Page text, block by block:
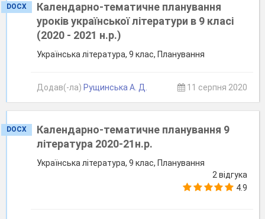
DOCX
Календарно-тематичне планування
уроків української літератури в 9 класі
(2020 - 2021 н.р.)
Українська література, 9 клас, Планування
Додав(-ла) Рущинська А. Д. 11 серпня 2020
DOCX
Календарно-тематичне планування 9
література 2020-21н.р.
Українська література, 9 клас, Планування
2 відгука
4.9